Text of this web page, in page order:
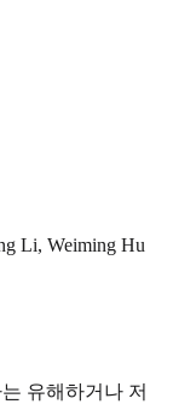
Li, Weiming Hu
유해하거나 저